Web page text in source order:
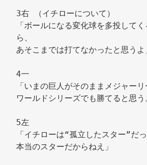
3右 （イチローについて）
「ボールになる変化球を多投して
ら、
あそこまでは打てなかったと思うよ
4一
ワールドシリーズでも勝てると思
5左
「イチローは“孤立したスター”だ
本当のスターだからねえ」